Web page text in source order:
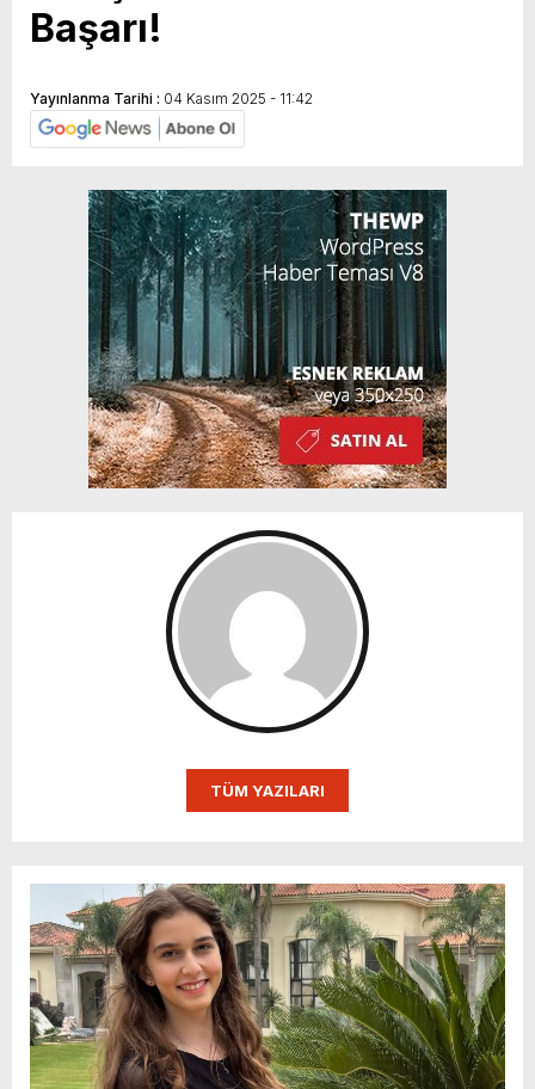
Başarı!
Yayınlanma Tarihi : 04 Kasım 2025 - 11:42
TÜM YAZILARI